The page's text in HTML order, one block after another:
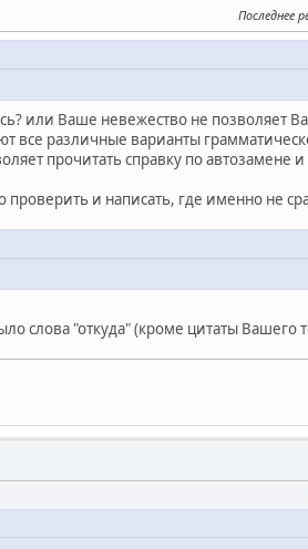
Последнее
или Ваше невежество не позволяет
различные варианты
прочитать справку по автозамене и
и написать, где именно не
слова "откуда" (кроме цитаты Вашего